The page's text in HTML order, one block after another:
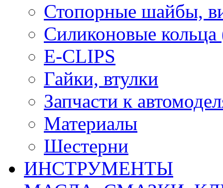
Стопорные шайбы,
Силиконовые
E-CLIPS
Гайки, втулки
Запчасти к
Материалы
Шестерни
ИНСТРУМЕНТЫ